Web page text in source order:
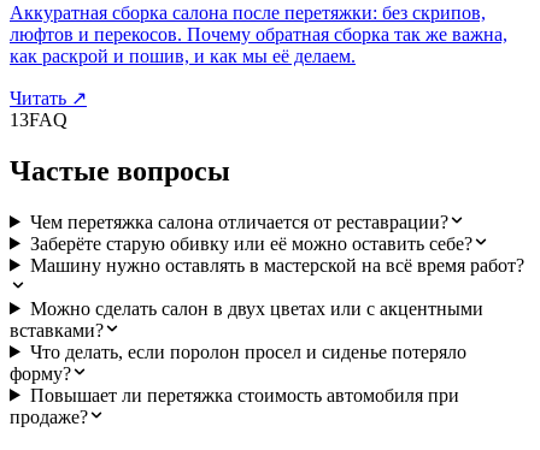
Аккуратная сборка салона после перетяжки: без скрипов,
люфтов и перекосов. Почему обратная сборка так же важна,
как раскрой и пошив, и как мы её делаем.
Читать ↗
13FAQ
Частые вопросы
Чем перетяжка салона отличается от реставрации?
Заберёте старую обивку или её можно оставить себе?
Машину нужно оставлять в мастерской на всё время работ?
Можно сделать салон в двух цветах или с акцентными
вставками?
Что делать, если поролон просел и сиденье потеряло
форму?
Повышает ли перетяжка стоимость автомобиля при
продаже?